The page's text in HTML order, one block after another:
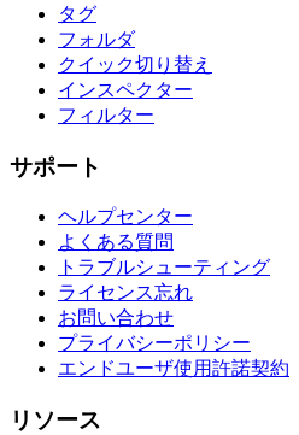
タグ
フォルダ
クイック切り替え
インスペクター
フィルター
サポート
ヘルプセンター
よくある質問
トラブルシューティング
ライセンス忘れ
お問い合わせ
プライバシーポリシー
エンドユーザ使用許諾契約
リソース